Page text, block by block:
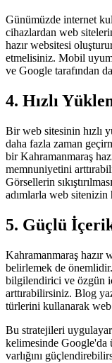
Günümüzde internet
cihazlardan web
hazır websitesi
etmelisiniz. Mobil
ve Google tarafından
4. Hızlı
Bir web sitesinin hızlı
daha fazla zaman
bir Kahramanmaraş
memnuniyetini
Görsellerin
adımlarla web sitenizin
5. Güçlü
Kahramanmaraş hazır
belirlemek de
bilgilendirici ve özgün
arttırabilirsiniz. Blog
türlerini kullanarak
Bu stratejileri
kelimesinde Google'da
varlığını